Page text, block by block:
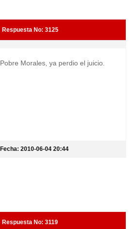
Respuesta No: 3125
Pobre Morales, ya perdio el juicio.
Fecha: 2010-06-04 20:44
Respuesta No: 3119